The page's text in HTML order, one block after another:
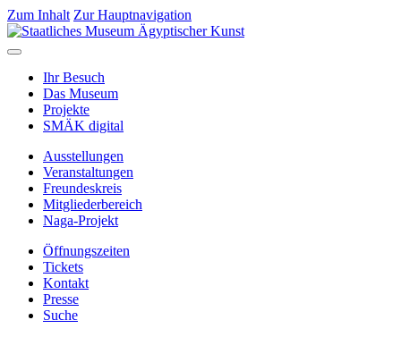
Zum Inhalt Zur Hauptnavigation
Ihr Besuch
Das Museum
Projekte
SMÄK digital
Ausstellungen
Veranstaltungen
Freundeskreis
Mitgliederbereich
Naga-Projekt
Öffnungszeiten
Tickets
Kontakt
Presse
Suche